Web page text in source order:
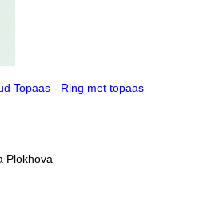
Topaas - Ring met topaas
Plokhova